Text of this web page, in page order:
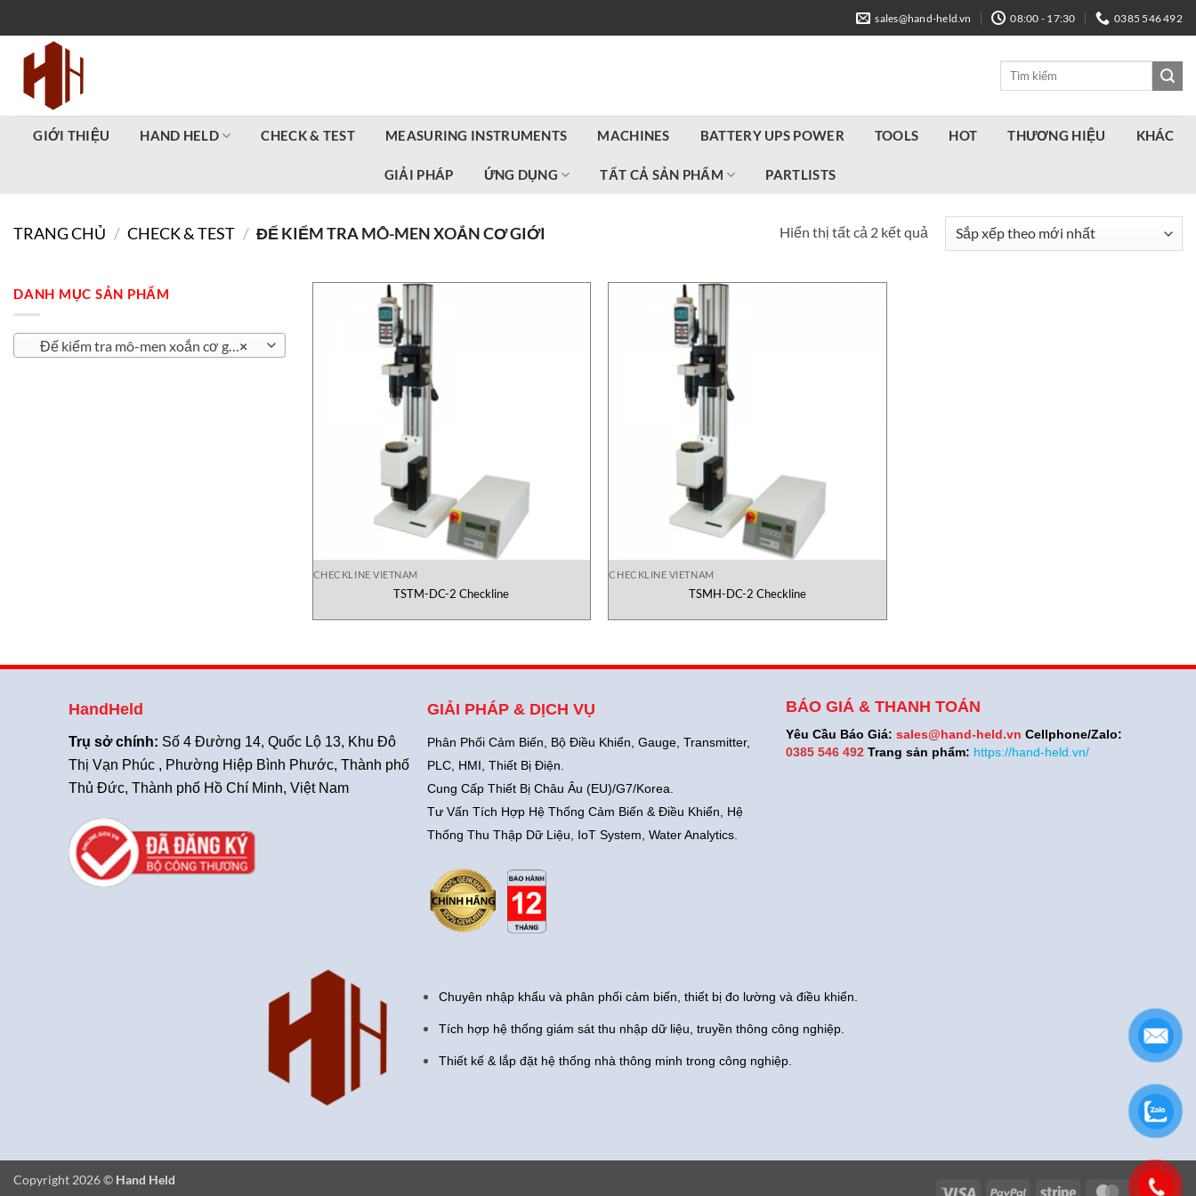
qua
sales@hand-held.vn 08:00 - 17:30 0385 546 492
Tìm
GIỚI THIỆU HAND HELD CHECK & TEST MEASURING INSTRUMENTS MACHINES BATTERY UPS POWER TOOLS HOT THƯƠNG HIỆU KHÁC
GIẢI PHÁP ỨNG DỤNG TẤT CẢ SẢN PHẨM PARTLISTS
TRANG CHỦ / CHECK & TEST / ĐẾ KIỂM TRA MÔ-MEN XOẮN CƠ GIỚI Hiển thị tất cả 2 kết quảĐã
sắp
DANH MỤC SẢN PHẨM
×
Đế kiểm tra mô-men xoắn cơ giới
CHECKLINE VIETNAM
TSTM-DC-2 Checkline
CHECKLINE VIETNAM
TSMH-DC-2 Checkline
HandHeld
Trụ sở chính: Số 4 Đường 14, Quốc Lộ 13, Khu Đô
Thị Vạn Phúc , Phường Hiệp Bình Phước, Thành phố
Thủ Đức, Thành phố Hồ Chí Minh, Việt Nam
GIẢI PHÁP & DỊCH VỤ
Phân Phối Cảm Biến, Bộ Điều Khiển, Gauge, Transmitter,
PLC, HMI, Thiết Bị Điện.
Cung Cấp Thiết Bị Châu Âu (EU)/G7/Korea.
Tư Vấn Tích Hợp Hệ Thống Cảm Biến & Điều Khiển, Hệ
Thống Thu Thập Dữ Liệu, IoT System, Water Analytics.
BÁO GIÁ & THANH TOÁN
Yêu Cầu Báo Giá: sales@hand-held.vn Cellphone/Zalo:
0385 546 492Trang sản phẩm: https://hand-held.vn/
Chuyên nhập khẩu và phân phối cảm biến, thiết bị đo lường và điều khiển.
Tích hợp hệ thống giám sát thu nhập dữ liệu, truyền thông công nghiệp.
Thiết kế & lắp đặt hệ thống nhà thông minh trong công nghiệp.
Visa PayPal Stripe MasterCard
Copyright 2026 © Hand Held